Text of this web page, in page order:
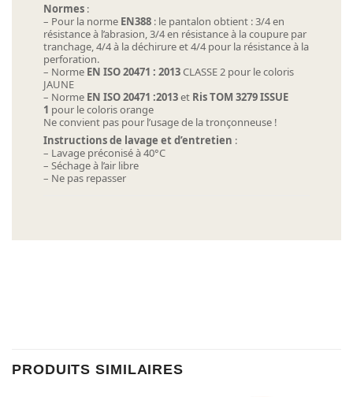
Normes :
– Pour la norme EN388 : le pantalon obtient : 3/4 en
résistance à l’abrasion, 3/4 en résistance à la coupure par
tranchage, 4/4 à la déchirure et 4/4 pour la résistance à la
perforation.
– Norme EN ISO 20471 : 2013CLASSE 2 pour le coloris
JAUNE
– Norme EN ISO 20471 :2013et Ris TOM 3279 ISSUE
1 pour le coloris orange
Ne convient pas pour l’usage de la tronçonneuse !
Instructions de lavage et d’entretien :
– Lavage préconisé à 40°C
– Séchage à l’air libre
– Ne pas repasser
PRODUITS SIMILAIRES